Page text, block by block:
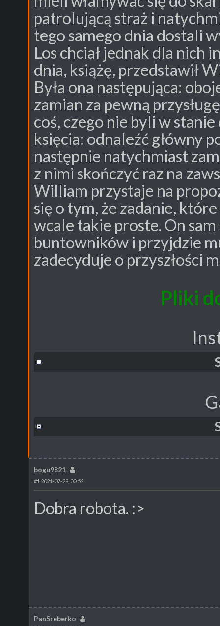
patrolującą straż i
tego samego dnia dostali
Los chciał jednak dla nich
dnia, książę, przedstawił
Była ona następująca:
zamian za pewną
coś, czego nie byli w
księcia: odnaleźć główny
następnie natychmiast
z nimi skończyć raz na
William przystaje na
się o tym, że zadanie,
wcale takie proste. On
buntowników i przyjdzie
zadecyduje o przyszłości
Pliki
bogu9821
#1 2021-07-29, 00:52
Dobra robota. :>
PanSreberko